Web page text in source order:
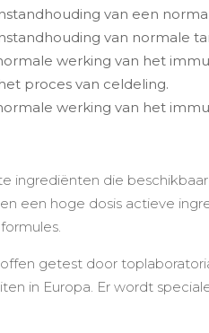
van een
van normale
werking van het
proces van celdeling.
werking van het
ingrediënten die
een hoge dosis actieve
getest door
in Europa. Er wordt